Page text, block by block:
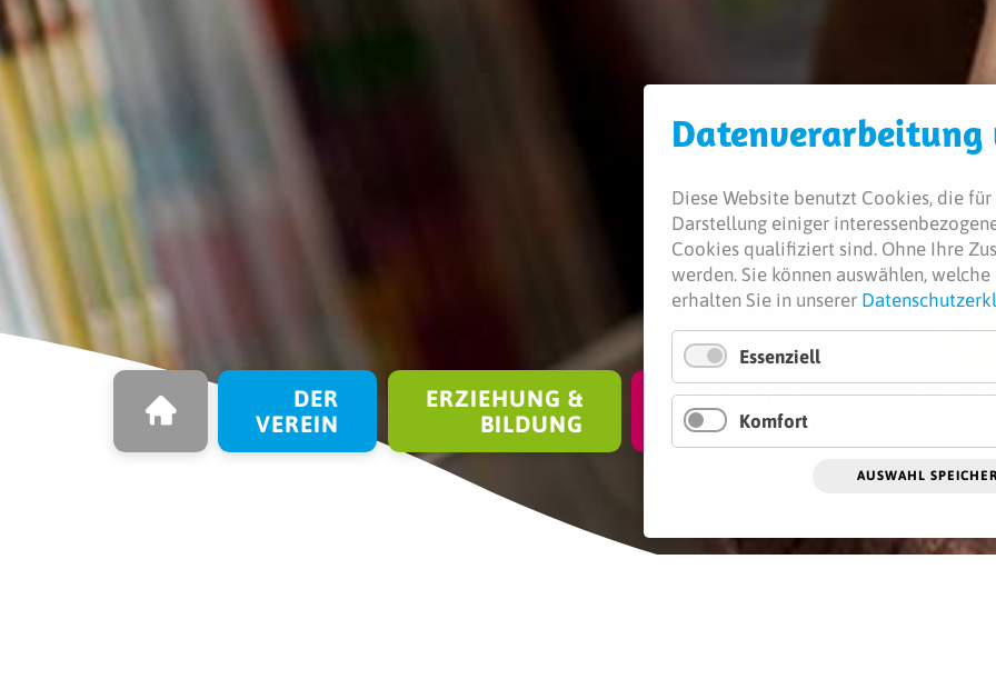
Navigation überspringen STARTSEITE
DER
VEREIN
ERZIEHUNG &
BILDUNG
BERATUNG &
SEELSORGE
Diese Website benutzt Cookies, die
Darstellung einiger
Cookies qualifiziert sind. Ohne Ihre
werden. Sie können auswählen,
erhalten Sie in unserer
Essenziell
Komfort
AUSWAHL